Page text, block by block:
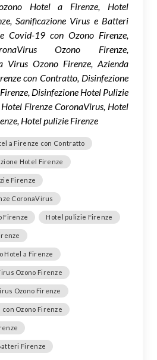
Hotel a Firenze, Hotel
Sanificazione Virus e Batteri
Covid-19 con Ozono Firenze,
Ozono Firenze,
Virus Ozono Firenze, Azienda
con Contratto, Disinfezione
Disinfezione Hotel Pulizie
Firenze CoronaVirus, Hotel
Hotel pulizie Firenze
a Firenze con Contratto
Hotel Firenze
Firenze
CoronaVirus
Firenze Hotel pulizie Firenze
Hotel a Firenze
Ozono Firenze
Ozono Firenze
Ozono Firenze
Firenze